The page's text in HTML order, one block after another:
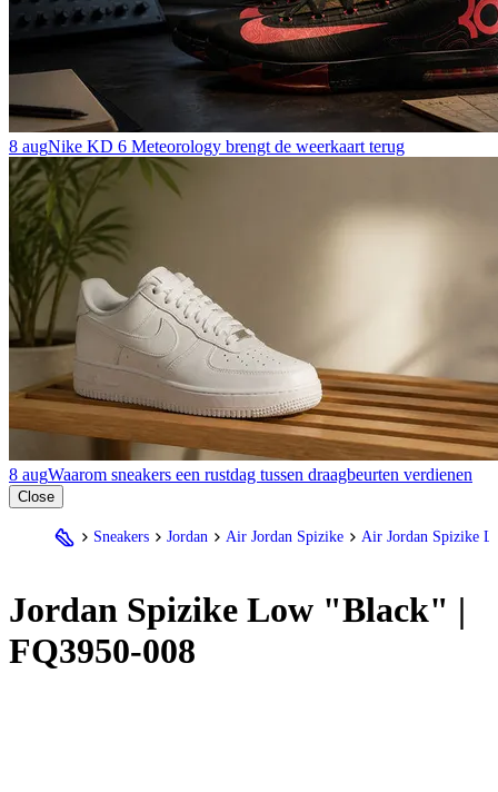
8 augNike KD 6 Meteorology brengt de weerkaart terug
8 augWaarom sneakers een rustdag tussen draagbeurten verdienen
Close
Sneakers Jordan Air Jordan Spizike Air Jordan Spizike
Jordan Spizike Low "Black" |
FQ3950-008